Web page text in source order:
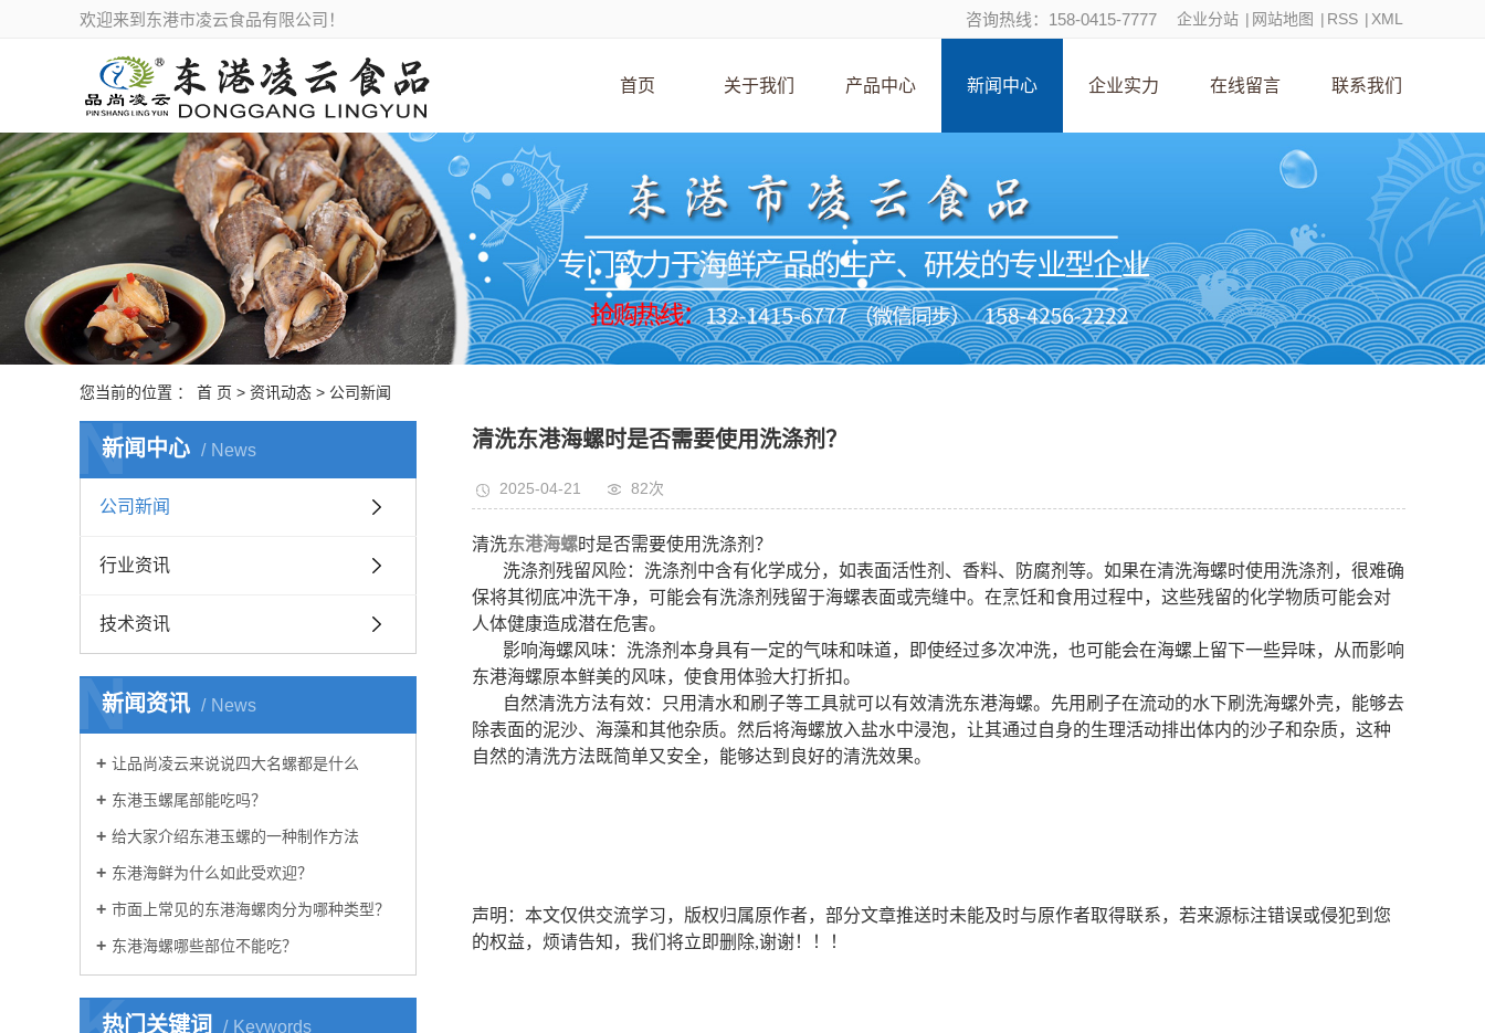
欢迎来到东港市凌云食品有限公司！ 咨询热线：158-0415-7777 企业分站 | 网站地图 | RSS | XML
首页 关于我们 产品中心 新闻中心 企业实力 在线留言 联系我们
您当前的位置 ： 首 页 > 资讯动态 > 公司新闻
新闻中心 News
N
公司新闻
行业资讯
技术资讯
新闻资讯 News
N
让品尚凌云来说说四大名螺都是什么
东港玉螺尾部能吃吗？
给大家介绍东港玉螺的一种制作方法
东港海鲜为什么如此受欢迎？
市面上常见的东港海螺肉分为哪种类型？
东港海螺哪些部位不能吃？
热门关键词 Keywords
清洗东港海螺时是否需要使用洗涤剂？
2025-04-21 82次
清洗东港海螺时是否需要使用洗涤剂？
洗涤剂残留风险：洗涤剂中含有化学成分，如表面活性剂、香料、防腐剂等。如果在清洗海螺时使用洗涤剂，很难确
保将其彻底冲洗干净，可能会有洗涤剂残留于海螺表面或壳缝中。在烹饪和食用过程中，这些残留的化学物质可能会对
人体健康造成潜在危害。
影响海螺风味：洗涤剂本身具有一定的气味和味道，即使经过多次冲洗，也可能会在海螺上留下一些异味，从而影响
东港海螺原本鲜美的风味，使食用体验大打折扣。
自然清洗方法有效：只用清水和刷子等工具就可以有效清洗东港海螺。先用刷子在流动的水下刷洗海螺外壳，能够去
除表面的泥沙、海藻和其他杂质。然后将海螺放入盐水中浸泡，让其通过自身的生理活动排出体内的沙子和杂质，这种
自然的清洗方法既简单又安全，能够达到良好的清洗效果。
声明：本文仅供交流学习，版权归属原作者，部分文章推送时未能及时与原作者取得联系，若来源标注错误或侵犯到您
的权益，烦请告知，我们将立即删除,谢谢！！！